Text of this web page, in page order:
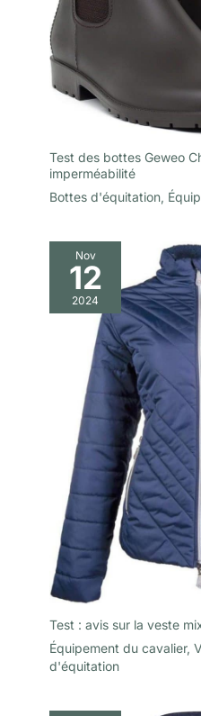
Test des bottes Geweo
imperméabilité
Bottes d'équitation,
Nov
12
2024
Test : avis sur la veste
Équipement du cavalier,
d'équitation